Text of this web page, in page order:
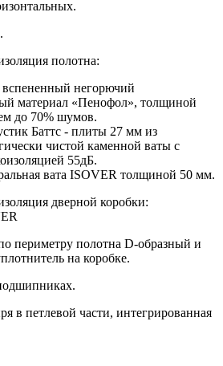
полотна:
негорючий
материал «Пенофол», толщиной
до 70% шумов.
Баттс - плиты 27 мм из
чистой каменной ваты с
55дБ.
вата ISOVER толщиной 50 мм.
дверной коробки:
периметру полотна D-образный и
на коробке.
в петлевой части, интегрированная